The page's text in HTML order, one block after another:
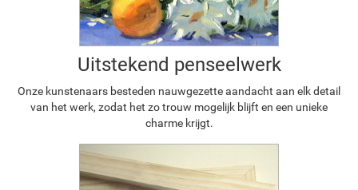
Uitstekend penseelwerk
Onze kunstenaars besteden nauwgezette aandacht aan elk detail
van het werk, zodat het zo trouw mogelijk blijft en een unieke
charme krijgt.